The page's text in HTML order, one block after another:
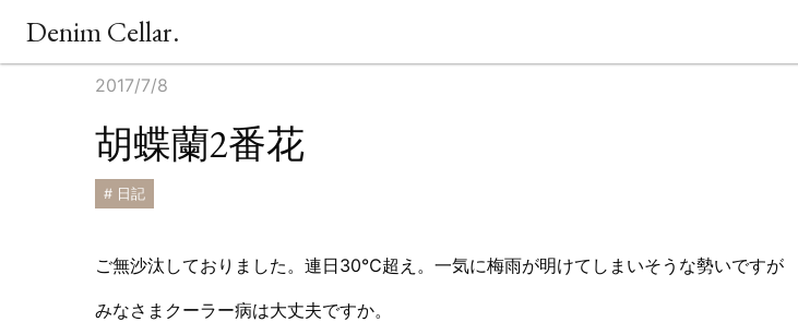
Denim Cellar.
2017/7/8
胡蝶蘭2番花
# 日記
ご無沙汰しておりました。連日30℃超え。一気に梅雨が明けてしまいそうな勢いですが
みなさまクーラー病は大丈夫ですか。